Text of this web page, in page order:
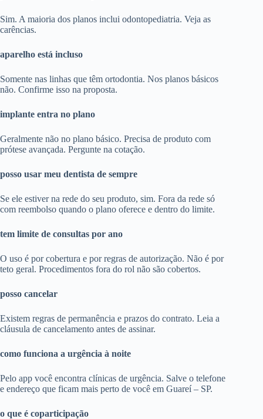
Sim. A maioria dos planos inclui odontopediatria. Veja as
carências.
aparelho está incluso
Somente nas linhas que têm ortodontia. Nos planos básicos
não. Confirme isso na proposta.
implante entra no plano
Geralmente não no plano básico. Precisa de produto com
prótese avançada. Pergunte na cotação.
posso usar meu dentista de sempre
Se ele estiver na rede do seu produto, sim. Fora da rede só
com reembolso quando o plano oferece e dentro do limite.
tem limite de consultas por ano
O uso é por cobertura e por regras de autorização. Não é por
teto geral. Procedimentos fora do rol não são cobertos.
posso cancelar
Existem regras de permanência e prazos do contrato. Leia a
cláusula de cancelamento antes de assinar.
como funciona a urgência à noite
Pelo app você encontra clínicas de urgência. Salve o telefone
e endereço que ficam mais perto de você em Guareí – SP.
o que é coparticipação